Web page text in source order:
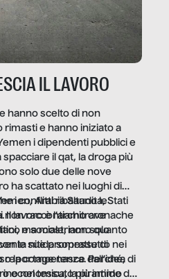
IL LAVORO
hanno scelto di non
rimasti e hanno iniziato a
i dipendenti pubblici e
il qat, la droga più
solo due delle nove
ha scattato nei luoghi di
i conflitti ribaltano le
Il lavoro è l’architrave
e sociale, non solo
nitida soprattutto nei
nasce dall’idea
nel tessuto più intimo
Arabia Saudita, Stati
non raccontiamo cronache
ma mostriamo quanto
le sue promesse di
la competenza. Perché, di
economica, la piramide del